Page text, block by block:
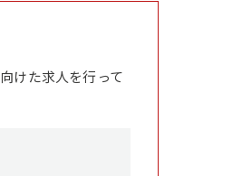
けた求人を行って